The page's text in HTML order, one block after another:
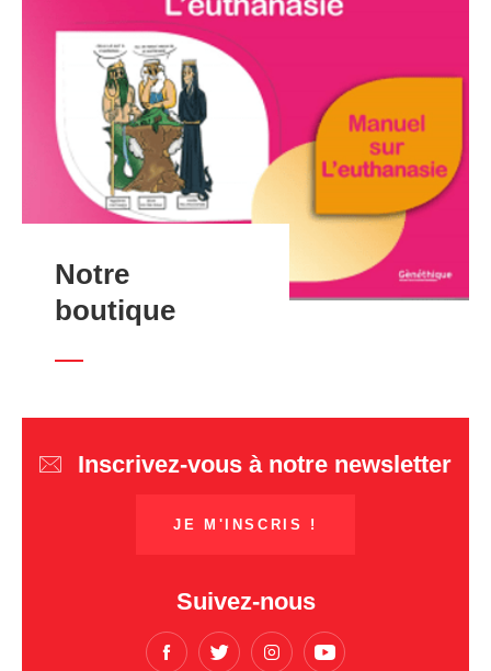
Notre
boutique
Inscrivez-vous à notre newsletter
JE M'INSCRIS !
Suivez-nous